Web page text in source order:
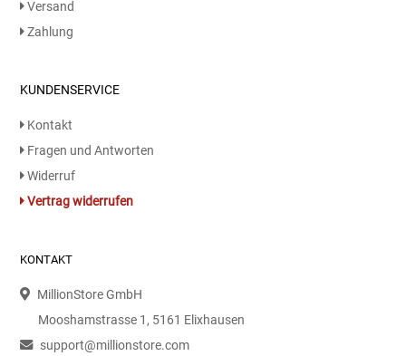
Versand
Zahlung
KUNDENSERVICE
Kontakt
Fragen und Antworten
Widerruf
Vertrag widerrufen
KONTAKT
MillionStore GmbH
Mooshamstrasse 1, 5161 Elixhausen
support@millionstore.com